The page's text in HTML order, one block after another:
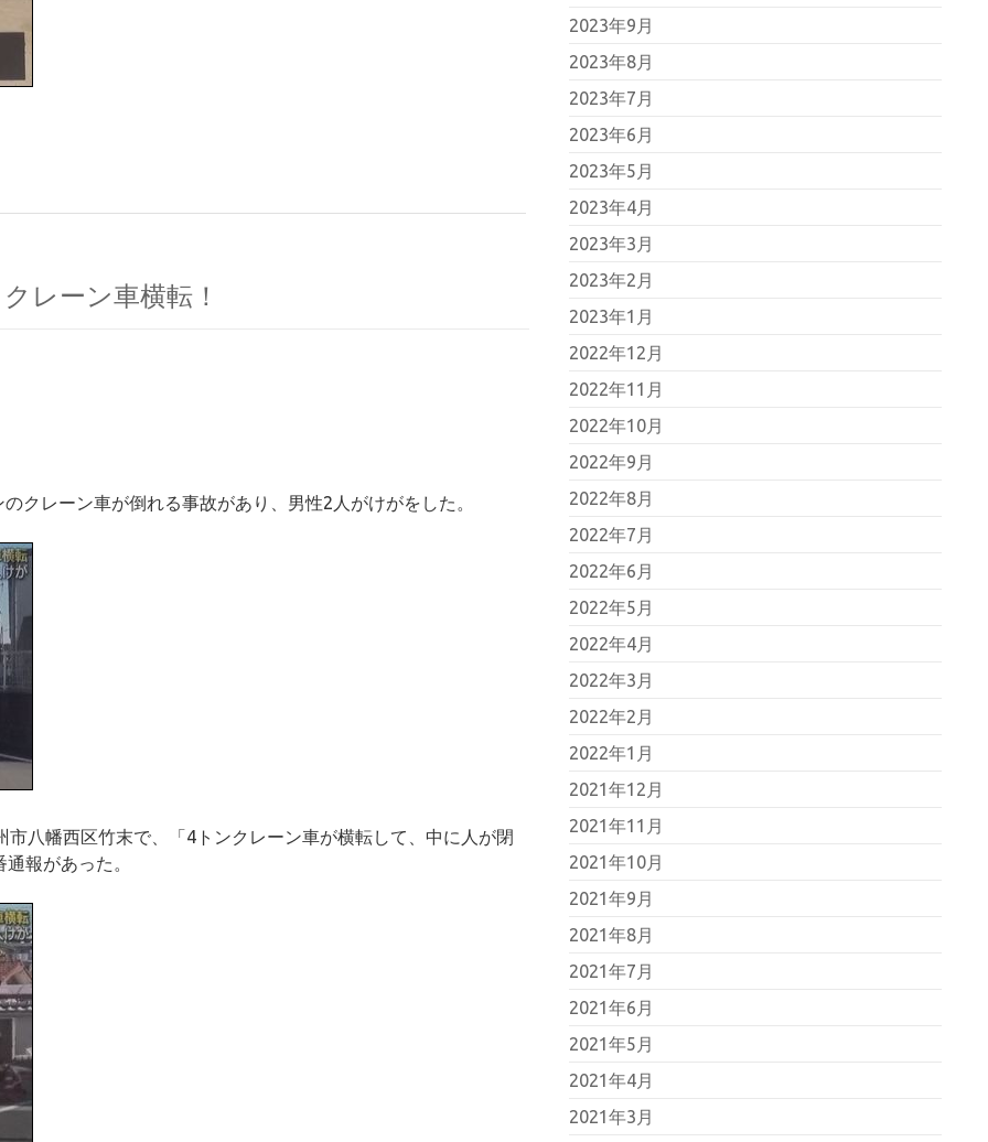
レーン車横転！
クレーン車が倒れる事故があり、男性2人がけがをした。
八幡西区竹末で、「4トンクレーン車が横転して、中に人が閉
報があった。
2023年9月
2023年8月
2023年7月
2023年6月
2023年5月
2023年4月
2023年3月
2023年2月
2023年1月
2022年12月
2022年11月
2022年10月
2022年9月
2022年8月
2022年7月
2022年6月
2022年5月
2022年4月
2022年3月
2022年2月
2022年1月
2021年12月
2021年11月
2021年10月
2021年9月
2021年8月
2021年7月
2021年6月
2021年5月
2021年4月
2021年3月